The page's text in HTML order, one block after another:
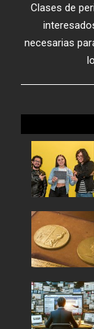
Clases de
necesarias